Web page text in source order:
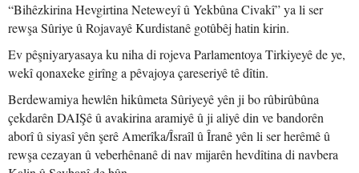
“Bihêzkirina Hevgirtina Neteweyî û Yekbûna Civakî” ya li ser
rewşa Sûriye û Rojavayê Kurdistanê gotûbêj hatin kirin.
Ev pêşniyaryasaya ku niha di rojeva Parlamentoya Tirkiyeyê de ye,
wekî qonaxeke girîng a pêvajoya çareseriyê tê dîtin.
Berdewamiya hewlên hikûmeta Sûriyeyê yên ji bo rûbirûbûna
çekdarên DAIŞê û avakirina aramiyê û ji aliyê din ve bandorên
aborî û siyasî yên şerê Amerîka/Îsraîl û Îranê yên li ser herêmê û
rewşa cezayan û veberhênanê di nav mijarên hevdîtina di navbera